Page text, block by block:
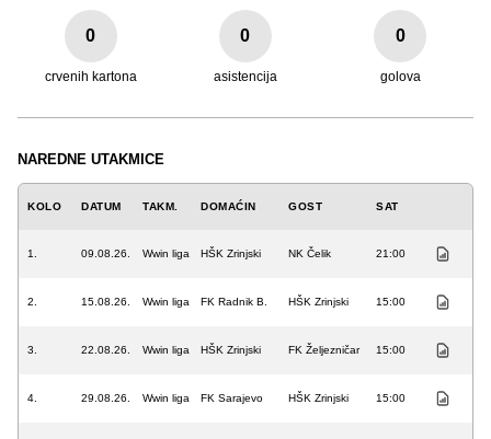
0
crvenih kartona
0
asistencija
0
golova
NAREDNE UTAKMICE
KOLO DATUM TAKM. DOMAĆIN GOST SAT
1. 09.08.26. Wwin liga HŠK Zrinjski NK Čelik 21:00
2. 15.08.26. Wwin liga FK Radnik B. HŠK Zrinjski 15:00
3. 22.08.26. Wwin liga HŠK Zrinjski FK Željezničar 15:00
4. 29.08.26. Wwin liga FK Sarajevo HŠK Zrinjski 15:00